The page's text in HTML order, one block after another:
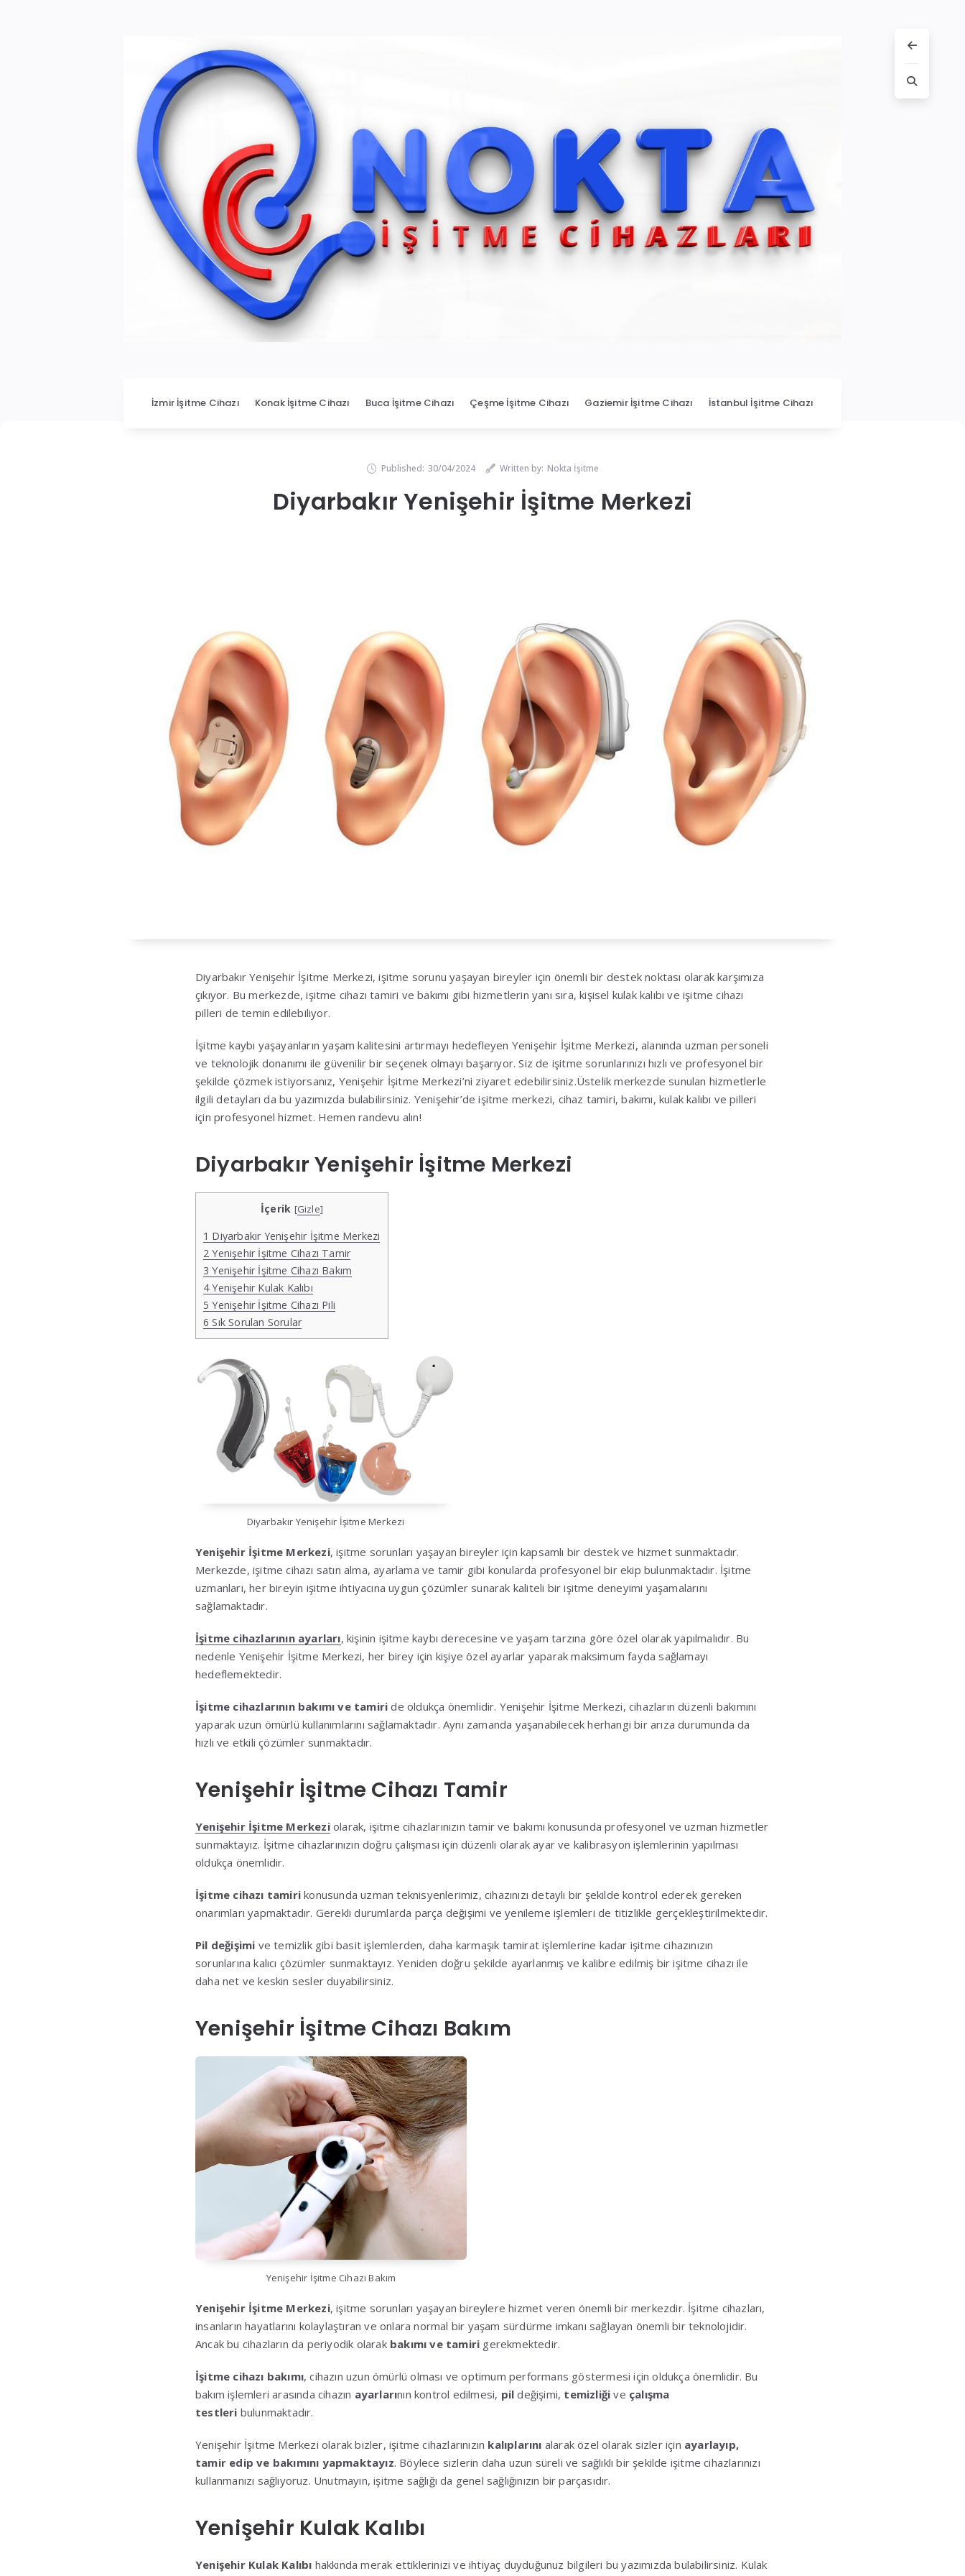
İzmir İşitme Cihazı Konak İşitme Cihazı Buca İşitme Cihazı Çeşme İşitme Cihazı Gaziemir İşitme Cihazı İstanbul İşitme Cihazı
Published: 30/04/2024 Written by: Nokta İşitme
Diyarbakır Yenişehir İşitme Merkezi
Diyarbakır Yenişehir İşitme Merkezi, işitme sorunu yaşayan bireyler için önemli bir destek noktası olarak karşımıza
çıkıyor. Bu merkezde, işitme cihazı tamiri ve bakımı gibi hizmetlerin yanı sıra, kişisel kulak kalıbı ve işitme cihazı
pilleri de temin edilebiliyor.
İşitme kaybı yaşayanların yaşam kalitesini artırmayı hedefleyen Yenişehir İşitme Merkezi, alanında uzman personeli
ve teknolojik donanımı ile güvenilir bir seçenek olmayı başarıyor. Siz de işitme sorunlarınızı hızlı ve profesyonel bir
şekilde çözmek istiyorsanız, Yenişehir İşitme Merkezi’ni ziyaret edebilirsiniz.Üstelik merkezde sunulan hizmetlerle
ilgili detayları da bu yazımızda bulabilirsiniz. Yenişehir’de işitme merkezi, cihaz tamiri, bakımı, kulak kalıbı ve pilleri
için profesyonel hizmet. Hemen randevu alın!
Diyarbakır Yenişehir İşitme Merkezi
İçerik [Gizle]
1 Diyarbakır Yenişehir İşitme Merkezi
2 Yenişehir İşitme Cihazı Tamir
3 Yenişehir İşitme Cihazı Bakım
4Yenişehir Kulak Kalıbı
5 Yenişehir İşitme Cihazı Pili
6 Sık Sorulan Sorular
Diyarbakır Yenişehir İşitme Merkezi
Yenişehir İşitme Merkezi, işitme sorunları yaşayan bireyler için kapsamlı bir destek ve hizmet sunmaktadır.
Merkezde, işitme cihazı satın alma, ayarlama ve tamir gibi konularda profesyonel bir ekip bulunmaktadır. İşitme
uzmanları, her bireyin işitme ihtiyacına uygun çözümler sunarak kaliteli bir işitme deneyimi yaşamalarını
sağlamaktadır.
İşitme cihazlarının ayarları, kişinin işitme kaybı derecesine ve yaşam tarzına göre özel olarak yapılmalıdır. Bu
nedenle Yenişehir İşitme Merkezi, her birey için kişiye özel ayarlar yaparak maksimum fayda sağlamayı
hedeflemektedir.
İşitme cihazlarının bakımı ve tamiri de oldukça önemlidir. Yenişehir İşitme Merkezi, cihazların düzenli bakımını
yaparak uzun ömürlü kullanımlarını sağlamaktadır. Aynı zamanda yaşanabilecek herhangi bir arıza durumunda da
hızlı ve etkili çözümler sunmaktadır.
Yenişehir İşitme Cihazı Tamir
Yenişehir İşitme Merkeziolarak, işitme cihazlarınızın tamir ve bakımı konusunda profesyonel ve uzman hizmetler
sunmaktayız. İşitme cihazlarınızın doğru çalışması için düzenli olarak ayar ve kalibrasyon işlemlerinin yapılması
oldukça önemlidir.
İşitme cihazı tamiri konusunda uzman teknisyenlerimiz, cihazınızı detaylı bir şekilde kontrol ederek gereken
onarımları yapmaktadır. Gerekli durumlarda parça değişimi ve yenileme işlemleri de titizlikle gerçekleştirilmektedir.
Pil değişimi ve temizlik gibi basit işlemlerden, daha karmaşık tamirat işlemlerine kadar işitme cihazınızın
sorunlarına kalıcı çözümler sunmaktayız. Yeniden doğru şekilde ayarlanmış ve kalibre edilmiş bir işitme cihazı ile
daha net ve keskin sesler duyabilirsiniz.
Yenişehir İşitme Cihazı Bakım
Yenişehir İşitme Cihazı Bakım
Yenişehir İşitme Merkezi, işitme sorunları yaşayan bireylere hizmet veren önemli bir merkezdir. İşitme cihazları,
insanların hayatlarını kolaylaştıran ve onlara normal bir yaşam sürdürme imkanı sağlayan önemli bir teknolojidir.
Ancak bu cihazların da periyodik olarak bakımı ve tamiri gerekmektedir.
İşitme cihazı bakımı, cihazın uzun ömürlü olması ve optimum performans göstermesi için oldukça önemlidir. Bu
bakım işlemleri arasında cihazın ayarlarının kontrol edilmesi, pil değişimi, temizliği ve çalışma
testleri bulunmaktadır.
Yenişehir İşitme Merkezi olarak bizler, işitme cihazlarınızın kalıplarını alarak özel olarak sizler için ayarlayıp,
tamir edip ve bakımını yapmaktayız. Böylece sizlerin daha uzun süreli ve sağlıklı bir şekilde işitme cihazlarınızı
kullanmanızı sağlıyoruz. Unutmayın, işitme sağlığı da genel sağlığınızın bir parçasıdır.
Yenişehir Kulak Kalıbı
Yenişehir Kulak Kalıbı hakkında merak ettiklerinizi ve ihtiyaç duyduğunuz bilgileri bu yazımızda bulabilirsiniz. Kulak